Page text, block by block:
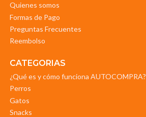
Quienes somos
Formas de Pago
Preguntas Frecuentes
Reembolso
CATEGORIAS
¿Qué es y cómo funciona AUTOCOMPRA?
Perros
Gatos
Snacks